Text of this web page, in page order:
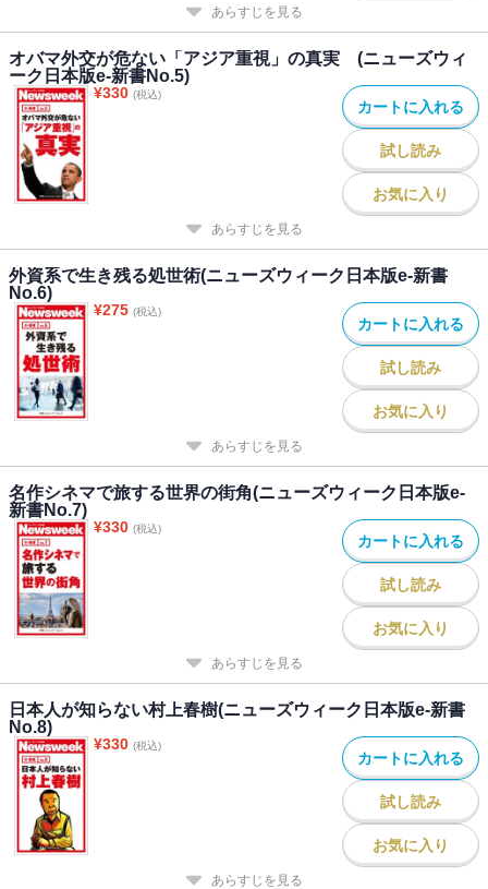
あらすじを見る
オバマ外交が危ない「アジア重視」の真実 (ニューズウィ
ーク日本版e-新書No.5)
¥330 (税込)
カートに入れる
試し読み
お気に入り
あらすじを見る
外資系で生き残る処世術(ニューズウィーク日本版e-新書
No.6)
¥275 (税込)
カートに入れる
試し読み
お気に入り
あらすじを見る
名作シネマで旅する世界の街角(ニューズウィーク日本版e-
新書No.7)
¥330 (税込)
カートに入れる
試し読み
お気に入り
あらすじを見る
日本人が知らない村上春樹(ニューズウィーク日本版e-新書
No.8)
¥330 (税込)
カートに入れる
試し読み
お気に入り
あらすじを見る